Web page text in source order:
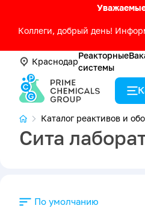
Коллеги, добрый день!
Краснодар
Реакторные
системы
Каталог реактивов и
Сита
По умолчанию